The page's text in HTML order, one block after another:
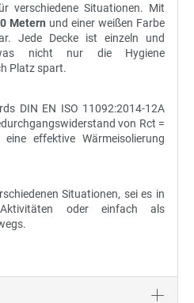
verschiedene Situationen. Mit
Metern und einer weißen Farbe
Jede Decke ist einzeln und
nicht nur die Hygiene
Platz spart.
DIN EN ISO 11092:2014-12A
von Rct =
effektive Wärmeisolierung
Situationen, sei es in
oder einfach als